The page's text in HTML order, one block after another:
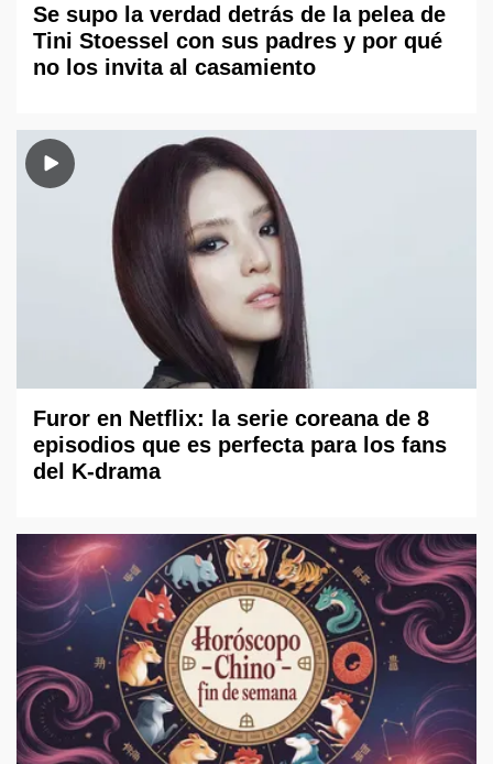
Se supo la verdad detrás de la pelea de
Tini Stoessel con sus padres y por qué
no los invita al casamiento
Furor en Netflix: la serie coreana de 8
episodios que es perfecta para los fans
del K-drama